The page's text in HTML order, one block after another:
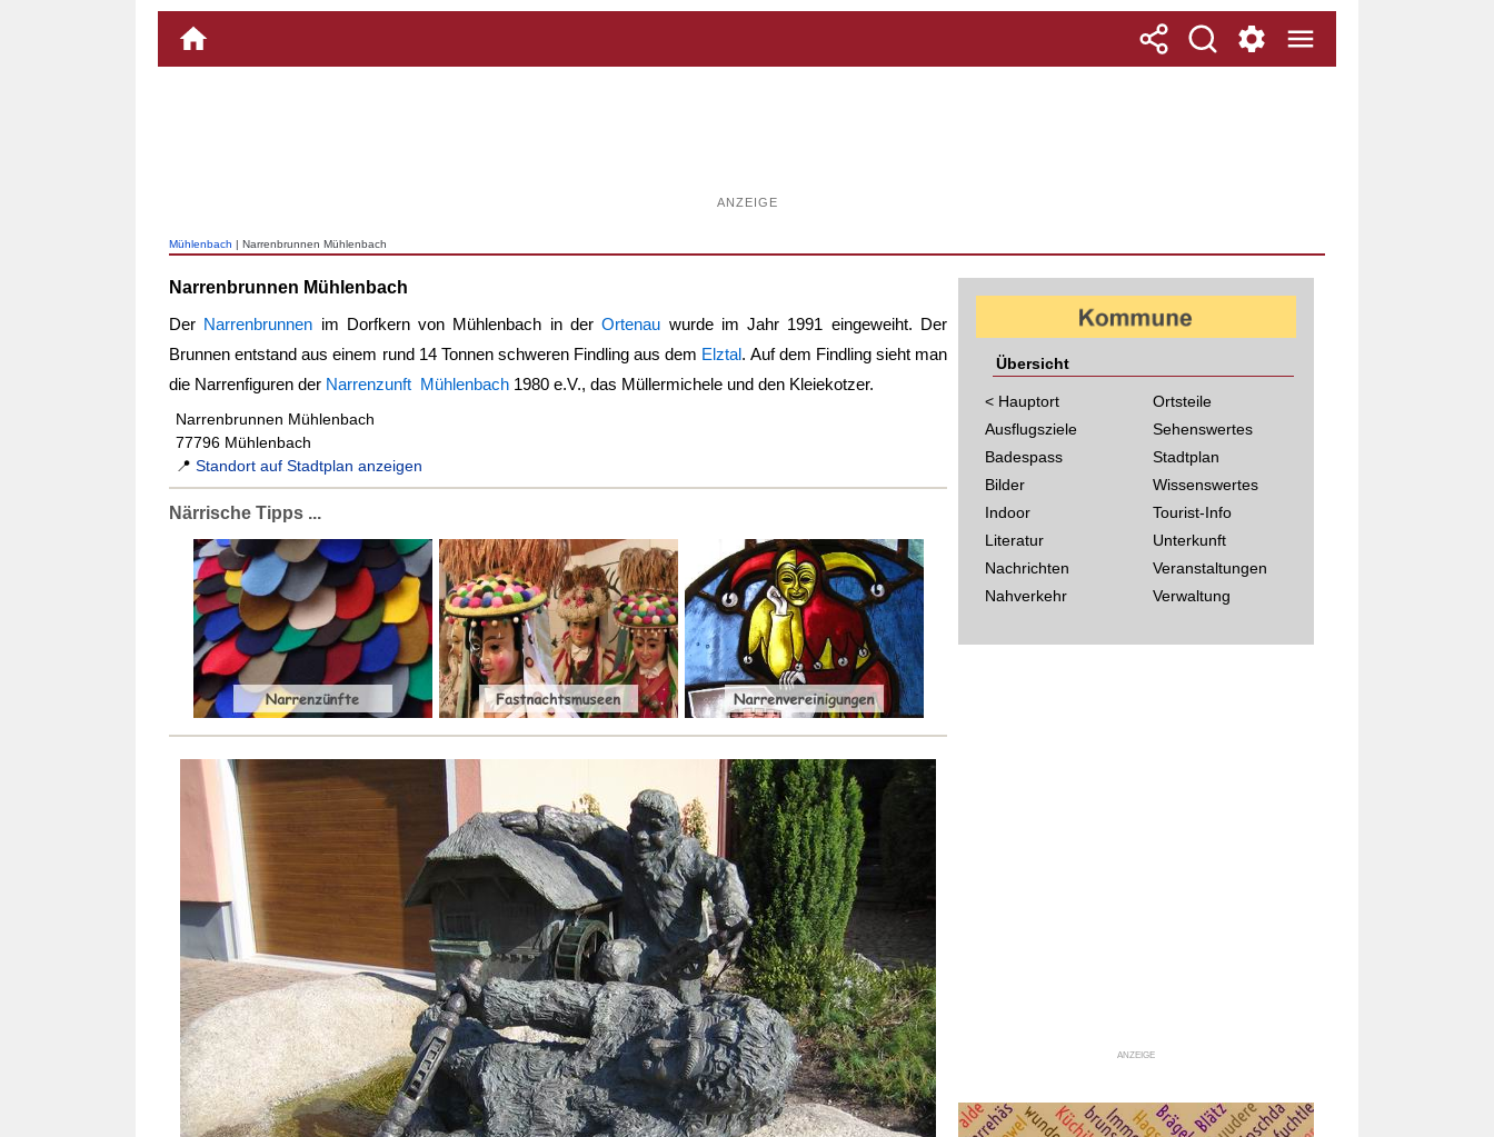
ANZEIGE
Mühlenbach | Narrenbrunnen Mühlenbach
Narrenbrunnen Mühlenbach
Der Narrenbrunnen im Dorfkern von Mühlenbach in derOrtenau wurde im Jahr 1991 eingeweiht. Der
Brunnen entstand aus einem rund 14 Tonnen schweren Findling aus dem Elztal. Auf dem Findling sieht man
die Narrenfiguren der Narrenzunft Mühlenbach 1980 e.V., das Müllermichele und den Kleiekotzer.
Narrenbrunnen Mühlenbach
77796 Mühlenbach
📍 Standort auf Stadtplan anzeigen
Närrische Tipps ...
Übersicht
< Hauptort
Ausflugsziele
Badespass
Bilder
Indoor
Literatur
Nachrichten
Nahverkehr
Ortsteile
Sehenswertes
Stadtplan
Wissenswertes
Tourist-Info
Unterkunft
Veranstaltungen
Verwaltung
ANZEIGE